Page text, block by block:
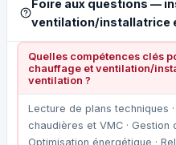
Foire aux questions —
ventilation/installatrice
Quelles compétences clés
chauffage et ventilation/
ventilation ?
Lecture de plans techniques
chaudières et VMC · Gestion
Optimisation énergétique ·